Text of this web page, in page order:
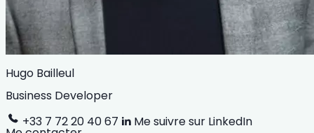
Hugo Bailleul
Business Developer
+33 7 72 20 40 67
Me suivre sur LinkedIn